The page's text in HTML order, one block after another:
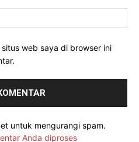
web saya di browser ini
untuk mengurangi spam.
Anda diproses